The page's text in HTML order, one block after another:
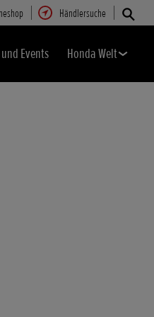
Händlersuche
Events Honda Welt